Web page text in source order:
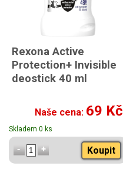
Rexona Active
Protection+ Invisible
deostick 40 ml
Naše cena: 69 Kč
Skladem 0 ks
Koupit